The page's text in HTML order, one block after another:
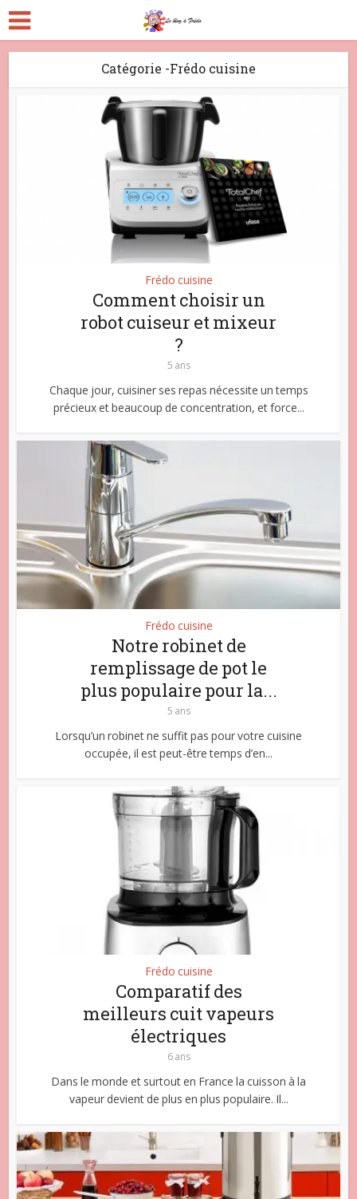
Catégorie -Frédo cuisine
Frédo cuisine
Comment choisir un
robot cuiseur et mixeur
?
5 ans
Chaque jour, cuisiner ses repas nécessite un temps
précieux et beaucoup de concentration, et force...
Frédo cuisine
Notre robinet de
remplissage de pot le
plus populaire pour la...
5 ans
Lorsqu’un robinet ne suffit pas pour votre cuisine
occupée, il est peut-être temps d’en...
Frédo cuisine
Comparatif des
meilleurs cuit vapeurs
électriques
6 ans
Dans le monde et surtout en France la cuisson à la
vapeur devient de plus en plus populaire. Il...